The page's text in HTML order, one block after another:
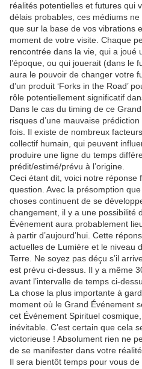
réalités potentielles et futures qui
délais probables, ces médiums
que sur la base de vos vibrations
moment de votre visite. Chaque
rencontrée dans la vie, qui a joué
l’époque, ou qui jouerait (dans le
aura le pouvoir de changer votre
d’un produit ‘Forks in the Road’
rôle potentiellement significatif
Dans le cas du timing de ce
risques d’une mauvaise
fois. Il existe de nombreux
collectif humain, qui peuvent
produire une ligne du temps
prédit/estimé/prévu à l’origine.
Ceci étant dit, voici notre réponse
question. Avec la présomption
choses continuent de se
changement, il y a une possibilité
Événement aura probablement
à partir d’aujourd’hui. Cette
actuelles de Lumière et le niveau
Terre. Ne soyez pas déçu s’il
est prévu ci-dessus. Il y a même
avant l’intervalle de temps ci-
La chose la plus importante à
moment où le Grand Événement
cet Événement Spirituel
inévitable. C’est certain que cela
victorieuse ! Absolument rien ne
de se manifester dans votre
Il sera bientôt temps pour vous